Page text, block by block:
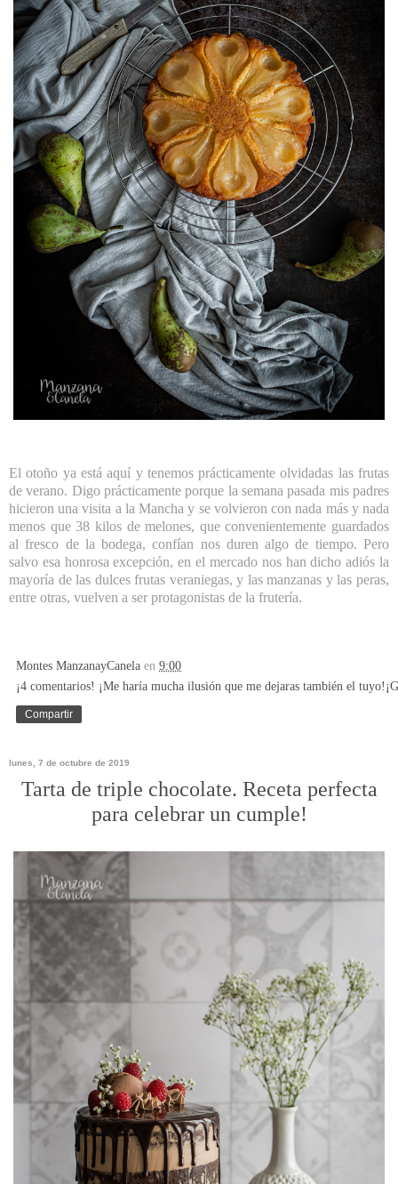
El otoño ya está aquí y tenemos prácticamente olvidadas las frutas
de verano. Digo prácticamente porque la semana pasada mis padres
hicieron una visita a la Mancha y se volvieron con nada más y nada
menos que 38 kilos de melones, que convenientemente guardados
al fresco de la bodega, confían nos duren algo de tiempo. Pero
salvo esa honrosa excepción, en el mercado nos han dicho adiós la
mayoría de las dulces frutas veraniegas, y las manzanas y las peras,
entre otras, vuelven a ser protagonistas de la frutería.
Montes ManzanayCanela en 9:00
¡4 comentarios! ¡Me haría mucha ilusión que me dejaras también el
Compartir
lunes, 7 de octubre de 2019
Tarta de triple chocolate. Receta perfecta
para celebrar un cumple!